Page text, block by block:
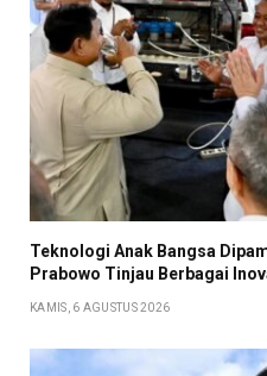
Teknologi Anak Bangsa
Prabowo Tinjau Berbagai
KAMIS, 6 AGUSTUS 2026